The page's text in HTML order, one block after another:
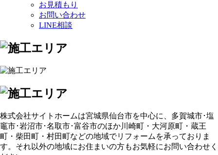
お見積もり
お問い合わせ
LINE相談
株式会社サイトホームは宮城県仙台市を中心に、多賀城市･塩
竈市･岩沼市･名取市･富谷市のほか川崎町・大河原町・蔵王
町・柴田町・村田町などの地域でリフォームを承っておりま
す。それ以外の地域にお住まいの方もお気軽にお問い合わせく